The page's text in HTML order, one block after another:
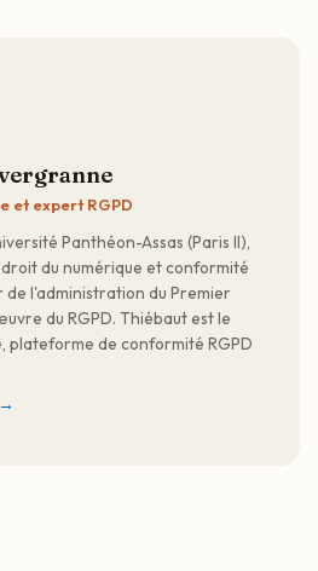
et expert RGPD
Panthéon-Assas (Paris II),
du numérique et conformité
de l'administration du Premier
du RGPD. Thiébaut est le
plateforme de conformité RGPD